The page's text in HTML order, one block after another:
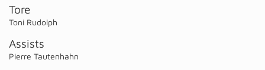
Tore
Toni Rudolph
Assists
Pierre Tautenhahn